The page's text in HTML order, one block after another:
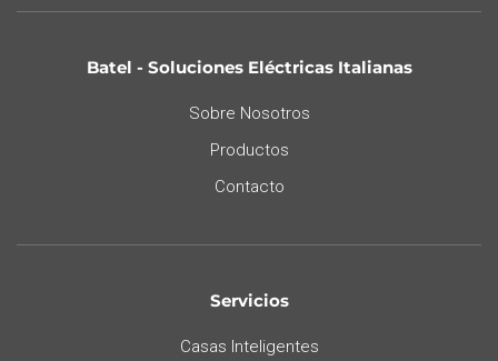
Batel - Soluciones Eléctricas Italianas
Sobre Nosotros
Productos
Contacto
Servicios
Casas Inteligentes